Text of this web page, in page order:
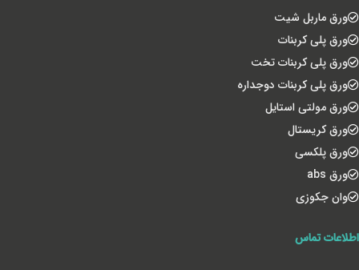
ورق ماربل شیت
ورق پلی کربنات
ورق پلی کربنات تخت
ورق پلی کربنات دوجداره
ورق مولتی استایل
ورق کریستال
ورق پلکسی
ورق abs
وان جکوزی
اطلاعات تماس